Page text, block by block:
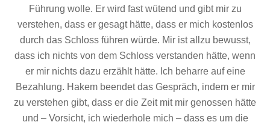
Führung wolle. Er wird fast wütend und gibt mir zu
verstehen, dass er gesagt hätte, dass er mich kostenlos
durch das Schloss führen würde. Mir ist allzu bewusst,
dass ich nichts von dem Schloss verstanden hätte, wenn
er mir nichts dazu erzählt hätte. Ich beharre auf eine
Bezahlung. Hakem beendet das Gespräch, indem er mir
zu verstehen gibt, dass er die Zeit mit mir genossen hätte
und – Vorsicht, ich wiederhole mich – dass es um die